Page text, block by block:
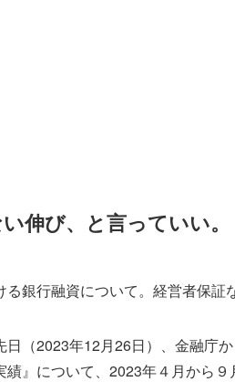
伸び、と言っていい。
る銀行融資について。経営者保証
日（2023年12月26日）、金融庁
績』について、2023年４月から９